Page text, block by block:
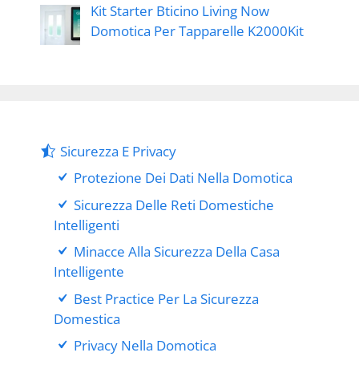
Kit Starter Bticino Living Now
Domotica Per Tapparelle K2000Kit
Sicurezza E Privacy
Protezione Dei Dati Nella Domotica
Sicurezza Delle Reti Domestiche
Intelligenti
Minacce Alla Sicurezza Della Casa
Intelligente
Best Practice Per La Sicurezza
Domestica
Privacy Nella Domotica